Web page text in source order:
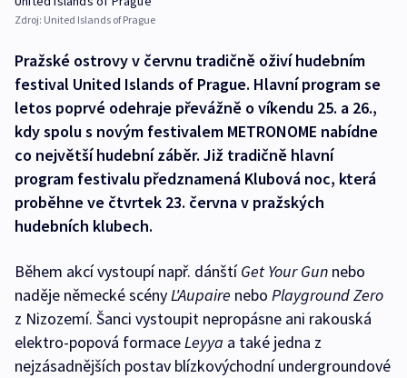
Zdroj: United Islands of Prague
Pražské ostrovy v červnu tradičně oživí hudebním
festival United Islands of Prague. Hlavní program se
letos poprvé odehraje převážně o víkendu 25. a 26.,
kdy spolu s novým festivalem METRONOME nabídne
co největší hudební záběr. Již tradičně hlavní
program festivalu předznamená Klubová noc, která
proběhne ve čtvrtek 23. června v pražských
hudebních klubech.
Během akcí vystoupí např. dánštíGet Your Gun nebo
naděje německé scényL'Aupaire nebo Playground Zero
z Nizozemí. Šanci vystoupit nepropásne ani rakouská
elektro-popová formaceLeyya a také jedna z
nejzásadnějších postav blízkovýchodní undergroundové